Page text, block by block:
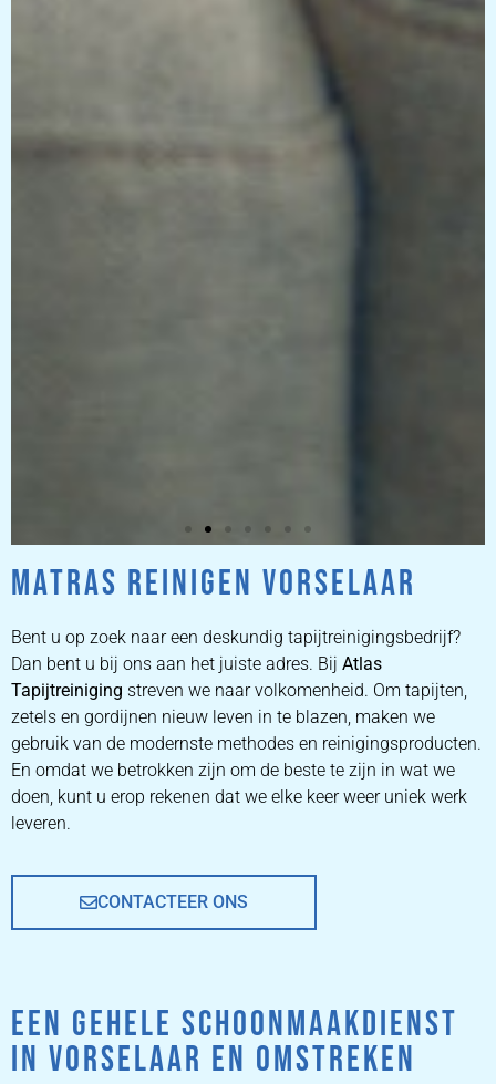
ZETEL
REINIGEN
ZETEL REINIGEN DOOR
PROFESSIONALS
PRIJZEN
MATRAS REINIGEN VORSELAAR
Bent u op zoek naar een deskundig tapijtreinigingsbedrijf?
Dan bent u bij ons aan het juiste adres. Bij Atlas
Tapijtreiniging streven we naar volkomenheid. Om tapijten,
zetels en gordijnen nieuw leven in te blazen, maken we
gebruik van de modernste methodes en reinigingsproducten.
En omdat we betrokken zijn om de beste te zijn in wat we
doen, kunt u erop rekenen dat we elke keer weer uniek werk
leveren.
CONTACTEER ONS
EEN GEHELE SCHOONMAAKDIENST
IN VORSELAAR EN OMSTREKEN